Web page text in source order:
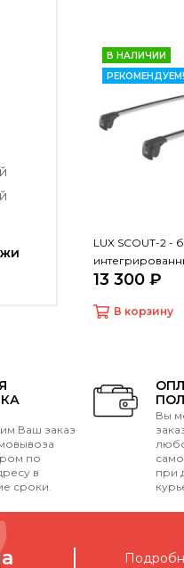
В НАЛИЧИИ
РЕКОМЕНДУЕМ!
LUX SCOUT-2 -
крыловидные
13 300 ₽
В корзину
Ваш заказ
по
в
сроки.
Вы
при